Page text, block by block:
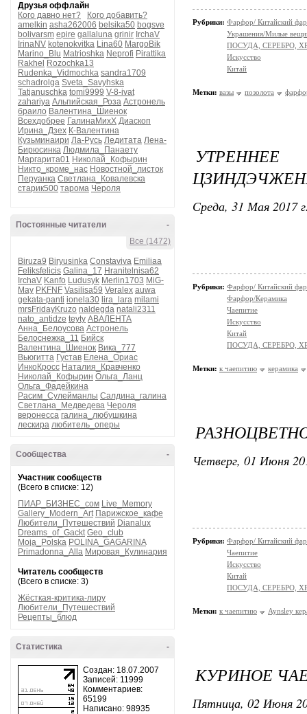
Друзья оффлайн
Кого давно нет?
Кого добавить?
amelkin asha262006 belsika50 bogsve
bolivarsm epire gallaluna grinir IrchaV
IrinaNV kotenokvitka Lina60 MargoBik
Marino_Blu Matrioshka Neprofi Pirattika
Rakhel
Rozochka13
Rudenka_Vidmochka sandra1709
schadrolga Sveta_Savyhska
Tatjanuschka tomi9999 V-8-ivat
zahariya Альпийская_Роза Астронель
браило Валентина_Шиенок
Всехдобрее ГалинаМихХ Диаскоп
Ирина_Дзех К-Валентина
Кузьминаири Ла-Русь Ледитата Лена-
Бирюсинка Людмила_Панаету
Маргарита01 Николай_Кофырин
Никто_кроме_нас Новостной_листок
Перуанка Светлана_Ковалевска
старик500 тарома Чероля
-
Постоянные читатели
Все (1472)
Biruza9 Biryusinka Constaviva Emiliaa
Feliksfelicis Galina_17 Hranitelnisa62
IrchaV Kanfo Ludusyk Merlin1703 MiG-
May PKFNF Vasilisa59 Veralex auwa
gekata-panti ionela30 lira_lara milami
mrsFridayKruzo naldegda natali2311
nato_antidze teyty АВАЛЕНТА
Анна_Белоусова Астронель
Белоснежка_11 Бийск
Валентина_Шиенок Вика_777
Вьюгитта Густав Елена_Ориас
ИнкоКросс Наталия_Кравченко
Николай_Кофырин Ольга_Ланц
Ольга_Фадейкина
Расим_Сулейманлы Салдина_галина
Светлана_Медведева Чероля
веронесса галина_любушкина
лескира любитель_оперы
-
Сообщества
Участник сообществ
(Всего в списке: 12)
ПИАР_БИЗНЕС_сом Live_Memory
Gallery_Modern_Art Парижское_кафе
Любители_Путешествий Dianalux
Dreams_of_Gackt Geo_club
Moja_Polska POLINA_GAGARINA
Primadonna_Alla Мировая_Кулинария
Читатель сообществ
(Всего в списке: 3)
Жёсткая-критика-лиру
Любители_Путешествий
Рецепты_блюд
-
Статистика
Создан: 18.07.2007
Записей: 11999
Комментариев:
65199
Написано: 98935
Рубрики: Фарфор/ Китайский
Украшения/Милые
ПОСУДА, СЕРЕБРО,
Искусство
Китай
Метки: вазы позолота
Среда, 31 Мая 2017
Рубрики: Фарфор/ Китайский
Фарфор/Керамика
Чаепитие
Искусство
Китай
ПОСУДА, СЕРЕБРО,
Метки: к чаепитию керамика
Четверг, 01 Июня
Рубрики: Фарфор/ Китайский
Чаепитие
Искусство
Китай
ПОСУДА, СЕРЕБРО,
Метки: к чаепитию Aynsley
КУРИНОЕ
Пятница, 02 Июня